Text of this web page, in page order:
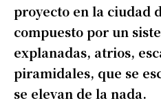
proyecto en la ciudad
compuesto por un
explanadas, atrios,
piramidales, que se
se elevan de la nada.